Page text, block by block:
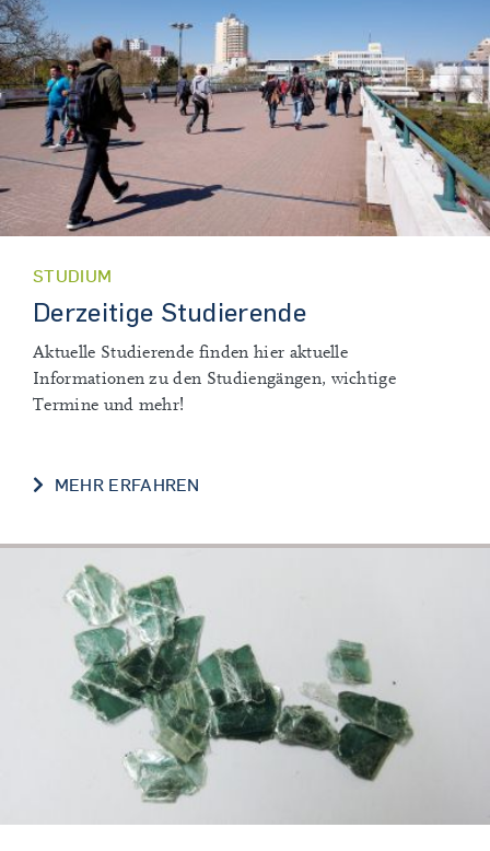
STUDIUM
Derzeitige Studierende
Aktuelle Studierende finden hier aktuelle
Informationen zu den Studiengängen, wichtige
Termine und mehr!
MEHR ERFAHREN